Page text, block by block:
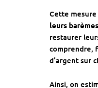
Cette
leurs
restaurer
comprendre,
d’argent sur
Ainsi, on